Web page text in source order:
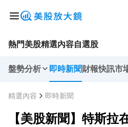
熱門美股精選內容自選股
盤勢分析 即時新聞財報快訊市
精選內容 即時新聞
【美股新聞】特斯拉